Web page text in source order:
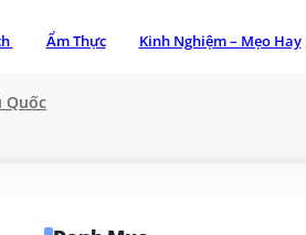
Ẩm Thực Kinh Nghiệm – Mẹo Hay
Quốc